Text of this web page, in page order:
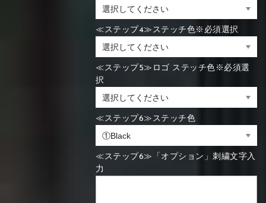
≪ステップ4≫ステッチ色※必須選択
≪ステップ5≫ロゴ ステッチ色※必須選
択
≪ステップ6≫ステッチ色
≪ステップ6≫「オプション」刺繍文字入
力